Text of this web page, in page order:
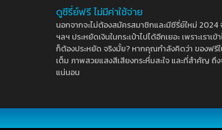
ดูซีรี่ย์ฟรี ไม่มีค่าใช้จ่าย
นอกจากจะไม่ต้องสมัครสมาชิกและมีซีรี่ย์ใหม่
ฯลฯ ประหยัดเงินในกระเป๋าไปได้อีกเยอะ เพราะเร
ก็ต้องประหยัด จริงมั้ย? หากคุณกำลังคิดว่า ของฟ
เต็ม ภาพสวยแสงสีเสียงกระหึ่มสะใจ และที่สำคัญ
แน่นอน